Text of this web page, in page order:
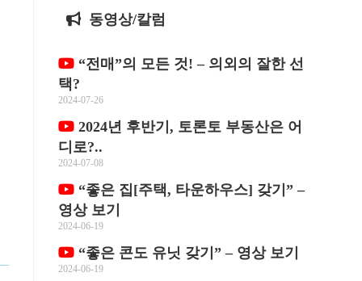
동영상/칼럼
“전매”의 모든 것! – 의외의 잘한 선
택?
2024-07-26
2024년 후반기, 토론토 부동산은 어
디로?..
2024-07-08
“좋은 집[주택, 타운하우스] 갖기” –
영상 보기
2024-06-19
“좋은 콘도 유닛 갖기” – 영상 보기
2024-06-19